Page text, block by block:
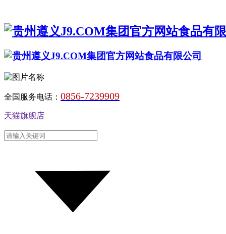
全国服务电话： 0856-7239909
天猫旗舰店